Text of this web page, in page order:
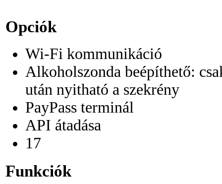
Opciók
Wi-Fi kommunikáció
Alkoholszonda beépíthető:
után nyitható a szekrény
PayPass terminál
API átadása
17
Funkciók